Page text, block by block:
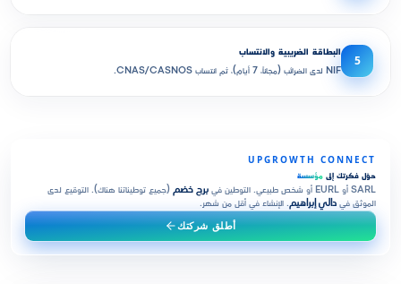
5
البطاقة الضريبية والانتساب
NIF لدى الضرائب (مجاناً، 7 أيام)، ثم انتساب CNAS/CASNOS.
UPGROWTH CONNECT
حوّل فكرتك إلى مؤسسة
SARL أو EURL أو شخص طبيعي. التوطين في برج خضم (جميع توطيناتنا هناك). التوقيع لدى
الموثق في دالي إبراهيم. الإنشاء في أقل من شهر.
أطلق شركتك